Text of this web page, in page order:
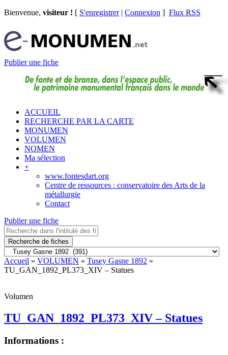
Bienvenue, visiteur ! [ S'enregistrer| Connexion ] Flux RSS
Publier une fiche
ACCUEIL
RECHERCHE PAR LA CARTE
MONUMEN
VOLUMEN
NOMEN
Ma sélection
+
www.fontesdart.org
Centre de ressources : conservatoire des Arts de la
métallurgie
Contact
Publier une fiche
Recherche de fiches
Accueil » VOLUMEN » Tusey Gasne 1892 »
TU_GAN_1892_PL373_XIV – Statues
Volumen
TU_GAN_1892_PL373_XIV – Statues
Informations :